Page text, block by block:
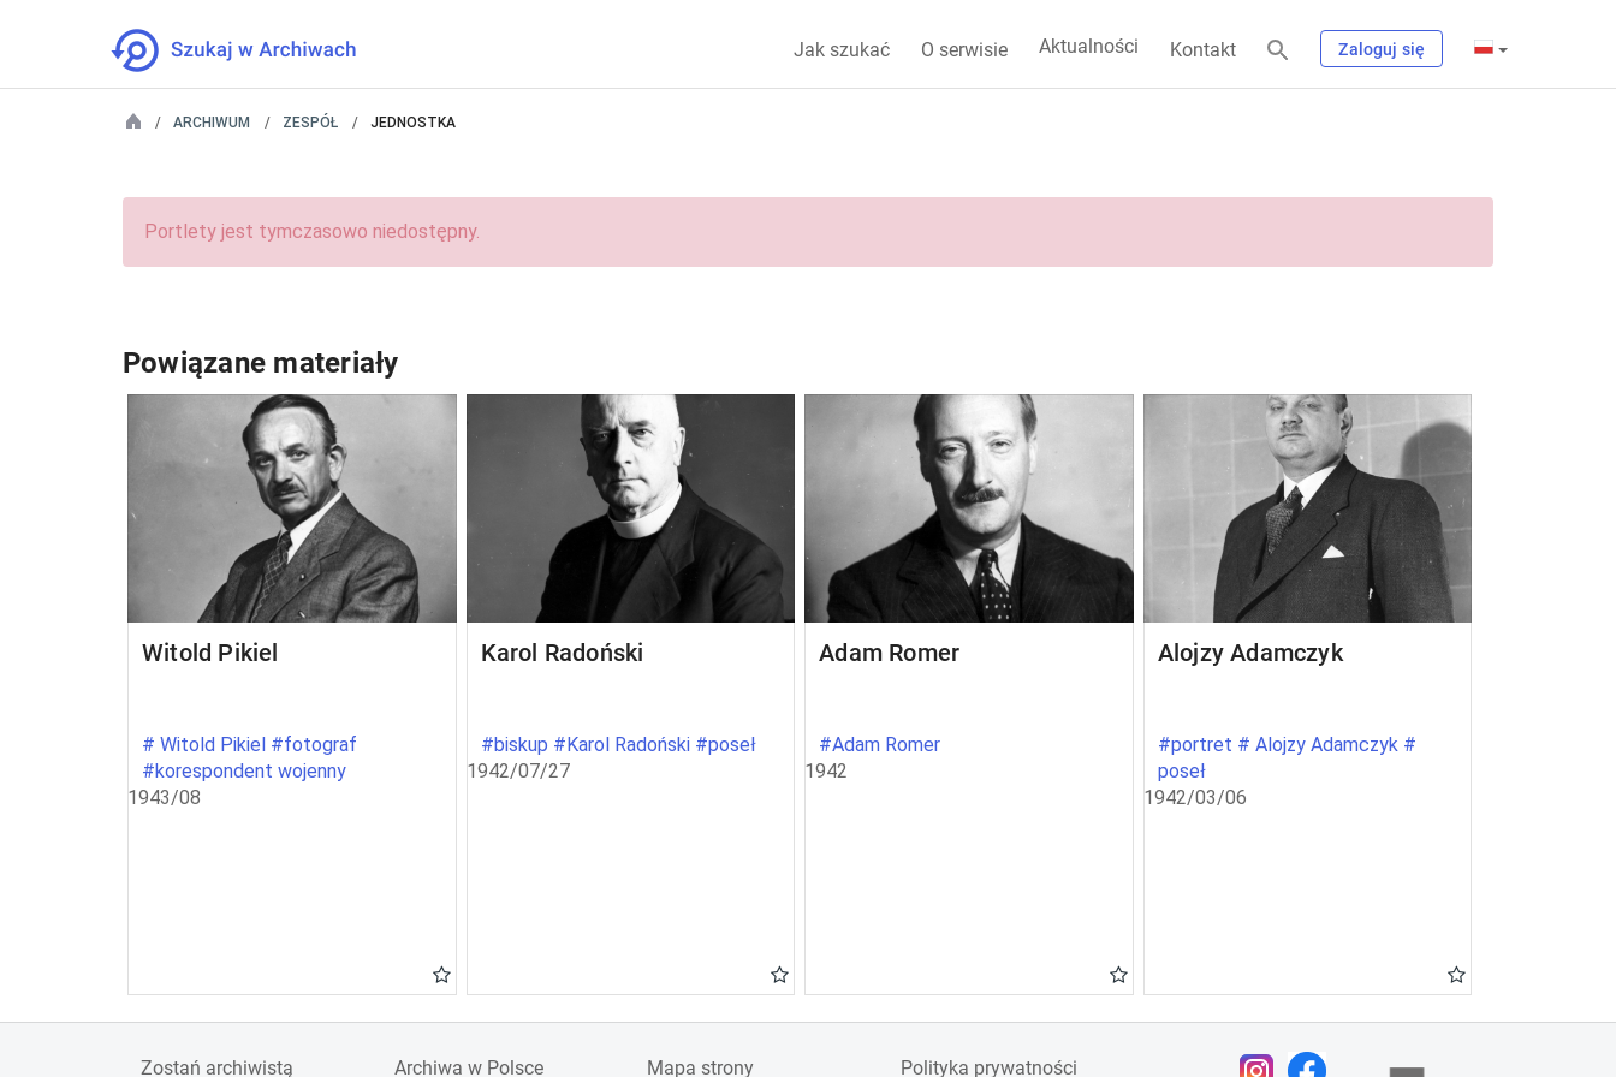
Jak szukać O serwisie Aktualności Kontakt Zaloguj się
ARCHIWUM ZESPÓŁ JEDNOSTKA
Portlety jest tymczasowo niedostępny.
Powiązane materiały
Witold Pikiel
# Witold Pikiel #fotograf
#korespondent wojenny
1943/08
Karol Radoński
#biskup #Karol Radoński #poseł
1942/07/27
Adam Romer
#Adam Romer
1942
Alojzy Adamczyk
#portret # Alojzy Adamczyk #
poseł
1942/03/06
Zostań archiwistą Archiwa w Polsce Mapa strony Polityka prywatności